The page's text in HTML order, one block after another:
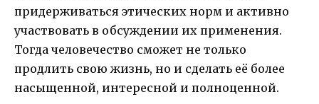
придерживаться этических норм и активно
участвовать в обсуждении их применения.
Тогда человечество сможет не только
продлить свою жизнь, но и сделать её более
насыщенной, интересной и полноценной.